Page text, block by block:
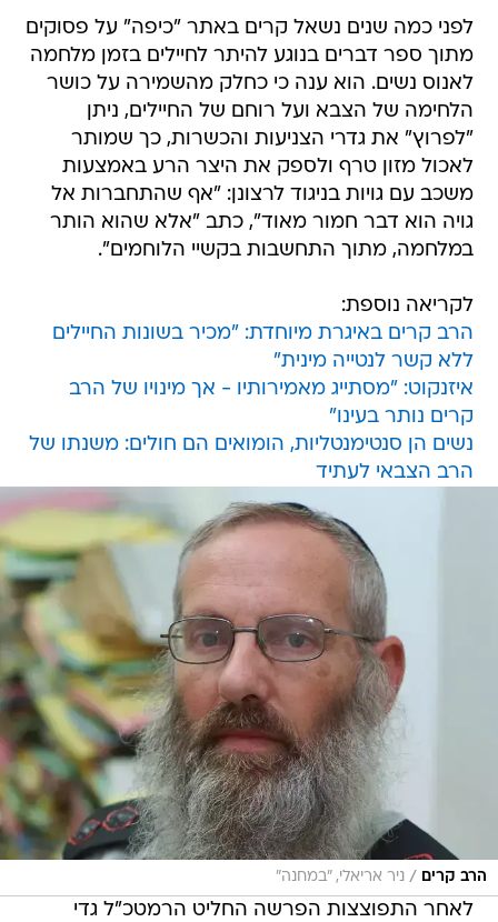
לפני כמה שנים נשאל קרים באתר "כיפה" על פסוקים
מתוך ספר דברים בנוגע להיתר לחיילים בזמן מלחמה
לאנוס נשים. הוא ענה כי כחלק מהשמירה על כושר
הלחימה של הצבא ועל רוחם של החיילים, ניתן
"לפרוץ" את גדרי הצניעות והכשרות, כך שמותר
לאכול מזון טרף ולספק את היצר הרע באמצעות
משכב עם גויות בניגוד לרצונן: "אף שהתחברות אל
גויה הוא דבר חמור מאוד", כתב "אלא שהוא הותר
במלחמה, מתוך התחשבות בקשיי הלוחמים".
לקריאה נוספת:
הרב קרים באיגרת מיוחדת: "מכיר בשונות החיילים
ללא קשר לנטייה מינית"
איזנקוט: "מסתייג מאמירותיו - אך מינויו של הרב
קרים נותר בעינו"
נשים הן סנטימנטליות, הומואים הם חולים: משנתו של
הרב הצבאי לעתיד
הרב קרים / ניר אריאלי, "במחנה"
לאחר התפוצצות הפרשה החליט הרמטכ"ל גדי